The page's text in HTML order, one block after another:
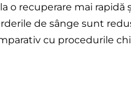
o recuperare mai
de sânge sunt
cu procedurile